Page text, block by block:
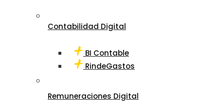
Contabilidad Digital
BI Contable
RindeGastos
Remuneraciones Digital